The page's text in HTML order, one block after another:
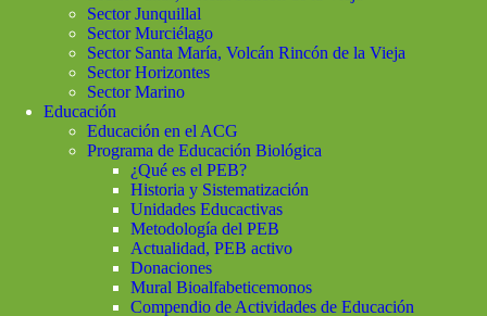
Sector Junquillal
Sector Murciélago
Sector Santa María, Volcán Rincón de la Vieja
Sector Horizontes
Sector Marino
Educación
Educación en el ACG
Programa de Educación Biológica
¿Qué es el PEB?
Historia y Sistematización
Unidades Educactivas
Metodología del PEB
Actualidad, PEB activo
Donaciones
Mural Bioalfabeticemonos
Compendio de Actividades de Educación